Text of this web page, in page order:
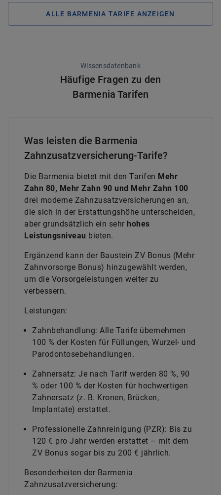
ALLE BARMENIA TARIFE ANZEIGEN
Wissensdatenbank
Häufige Fragen zu den
Barmenia Tarifen
Was leisten die Barmenia
Zahnzusatzversicherung-Tarife?
Die Barmenia bietet mit den Tarifen Mehr
Zahn 80, Mehr Zahn 90 und Mehr Zahn 100
drei moderne Zahnzusatzversicherungen an,
die sich in der Erstattungshöhe unterscheiden,
aber grundsätzlich ein sehr hohes
Leistungsniveau bieten.
Ergänzend kann der Baustein ZV Bonus (Mehr
Zahnvorsorge Bonus) hinzugewählt werden,
um die Vorsorgeleistungen weiter zu
verbessern.
Leistungen:
Zahnbehandlung: Alle Tarife übernehmen
100 % der Kosten für Füllungen, Wurzel- und
Parodontosebehandlungen.
Zahnersatz: Je nach Tarif werden 80 %, 90
% oder 100 % der Kosten für hochwertigen
Zahnersatz (z. B. Kronen, Brücken,
Implantate) erstattet.
Professionelle Zahnreinigung (PZR): Bis zu
120 € pro Jahr werden erstattet – mit dem
ZV Bonus sogar bis zu 200 € jährlich.
Besonderheiten der Barmenia
Zahnzusatzversicherung: